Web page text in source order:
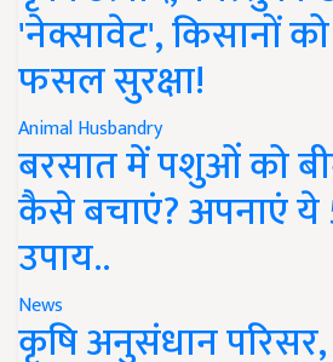
'नेक्सावेट', किसानों
फसल सुरक्षा!
Animal Husbandry
बरसात में पशुओं को
कैसे बचाएं? अपनाएं
उपाय..
News
कृषि अनुसंधान